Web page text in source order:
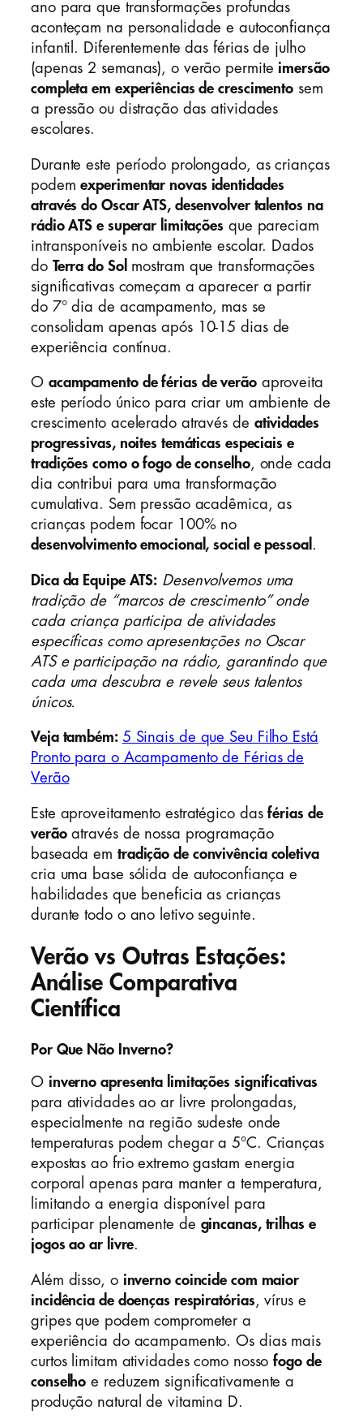
ano para que transformações profundas
aconteçam na personalidade e autoconfiança
infantil. Diferentemente das férias de julho
(apenas 2 semanas), o verão permite imersão
completa em experiências de crescimento sem
a pressão ou distração das atividades
escolares.
Durante este período prolongado, as crianças
podemexperimentar novas identidades
através do Oscar ATS, desenvolver talentos na
rádio ATS e superar limitações que pareciam
intransponíveis no ambiente escolar. Dados
do Terra do Sol mostram que transformações
significativas começam a aparecer a partir
do 7° dia de acampamento, mas se
consolidam apenas após 10-15 dias de
experiência contínua.
O acampamento de férias de verãoaproveita
este período único para criar um ambiente de
crescimento acelerado através de atividades
progressivas, noites temáticas especiais e
tradições como o fogo de conselho, onde cada
dia contribui para uma transformação
cumulativa. Sem pressão acadêmica, as
crianças podem focar 100% no
desenvolvimento emocional, social e pessoal .
Dica da Equipe ATS: Desenvolvemos uma
tradição de “marcos de crescimento” onde
cada criança participa de atividades
específicas como apresentações no Oscar
ATS e participação na rádio, garantindo que
cada uma descubra e revele seus talentos
únicos.
Veja também: 5 Sinais de que Seu Filho Está
Pronto para o Acampamento de Férias de
Verão
Este aproveitamento estratégico dasférias de
verãoatravés de nossa programação
baseada em tradição de convivência coletiva
cria uma base sólida de autoconfiança e
habilidades que beneficia as crianças
durante todo o ano letivo seguinte.
Verão vs Outras Estações:
Análise Comparativa
Científica
Por Que Não Inverno?
O inverno apresenta limitações significativas
para atividades ao ar livre prolongadas,
especialmente na região sudeste onde
temperaturas podem chegar a 5°C. Crianças
expostas ao frio extremo gastam energia
corporal apenas para manter a temperatura,
limitando a energia disponível para
participar plenamente de gincanas, trilhas e
jogos ao ar livre.
Além disso, o inverno coincide com maior
incidência de doenças respiratórias, vírus e
gripes que podem comprometer a
experiência do acampamento. Os dias mais
curtos limitam atividades como nossofogo de
conselho e reduzem significativamente a
produção natural de vitamina D.